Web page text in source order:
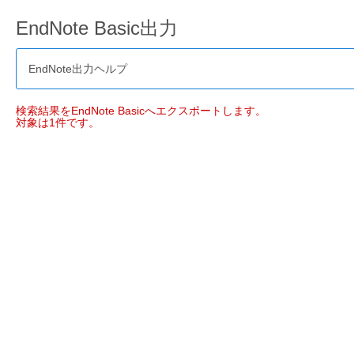
EndNote Basic出力
EndNote出力ヘルプ
検索結果をEndNote Basicへエクスポートします。
対象は1件です。